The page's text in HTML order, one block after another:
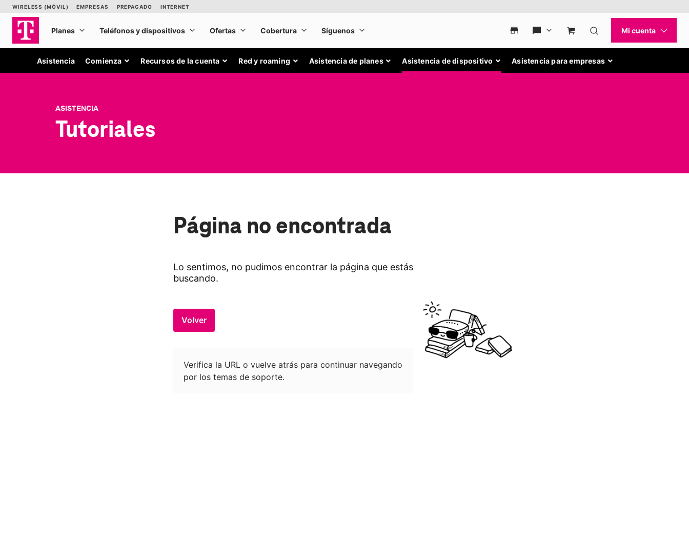
Asistencia Comienza Recursos de la cuenta Red y roaming Asistencia de planes Asistencia de dispositivo Asistencia para empresas
ASISTENCIA
Tutoriales